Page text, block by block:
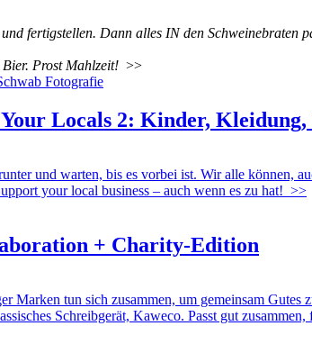
fertigstellen. Dann alles IN den Schweinebraten
Prost Mahlzeit! >>
Locals 2: Kinder,
und warten, bis es vorbei ist. Wir alle können,
your local business – auch wenn es zu hat! >>
+ Charity-Edition
tun sich zusammen, um gemeinsam Gutes
Schreibgerät, Kaweco. Passt gut